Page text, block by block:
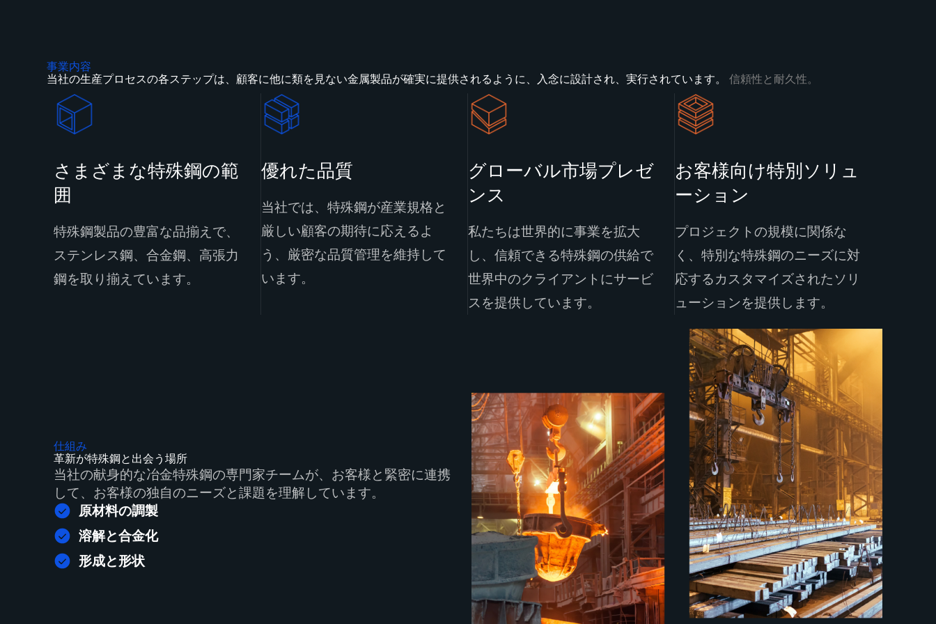
事業内容
当社の生産プロセスの各ステップは、顧客に他に類を見ない金属製品が確実に提供されるように、入念に設計され、実行されています。信頼性と耐久性。
さまざまな特殊鋼の範
囲
特殊鋼製品の豊富な品揃えで、
ステンレス鋼、合金鋼、高張力
鋼を取り揃えています。
優れた品質
当社では、特殊鋼が産業規格と
厳しい顧客の期待に応えるよ
う、厳密な品質管理を維持して
います。
グローバル市場プレゼ
ンス
私たちは世界的に事業を拡大
し、信頼できる特殊鋼の供給で
世界中のクライアントにサービ
スを提供しています。
お客様向け特別ソリュ
ーション
プロジェクトの規模に関係な
く、特別な特殊鋼のニーズに対
応するカスタマイズされたソリ
ューションを提供します。
仕組み
革新が特殊鋼と出会う場所
当社の献身的な冶金特殊鋼の専門家チームが、お客様と緊密に連携
して、お客様の独自のニーズと課題を理解しています。
原材料の調製
溶解と合金化
形成と形状